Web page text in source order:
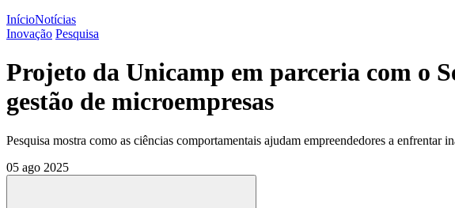
InícioNotícias
Inovação Pesquisa
Projeto da Unicamp em parceria com o
gestão de microempresas
Pesquisa mostra como as ciências comportamentais ajudam empreendedores a enfrentar
05 ago 2025